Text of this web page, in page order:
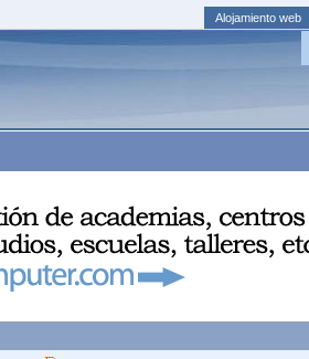
Alojamiento web